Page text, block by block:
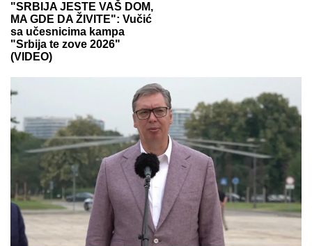
"SRBIJA JESTE VAŠ DOM,
MA GDE DA ŽIVITE": Vučić
sa učesnicima kampa
"Srbija te zove 2026"
(VIDEO)